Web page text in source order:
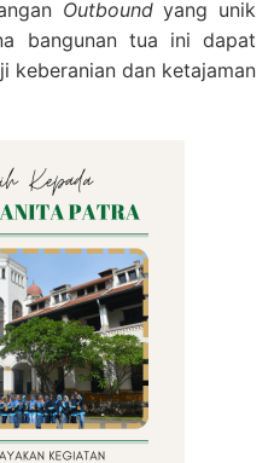
Outboundyang unik
bangunan tua ini dapat
keberanian dan ketajaman